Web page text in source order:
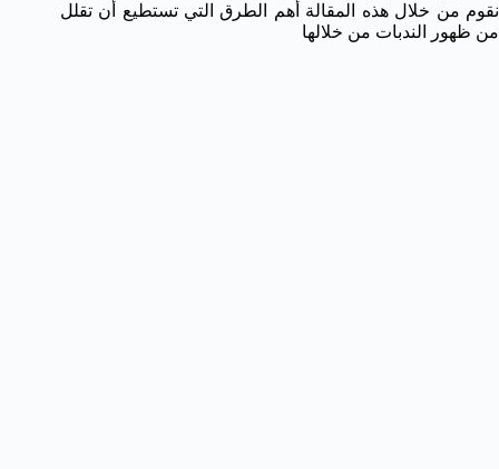
نقوم من خلال هذه المقالة أهم الطرق التي تستطيع أن تقلل
من ظهور الندبات من خلالها